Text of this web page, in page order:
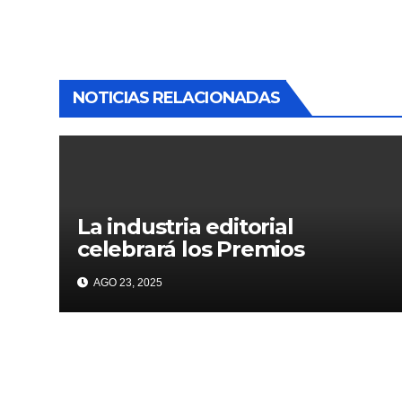
NOTICIAS RELACIONADAS
La industria editorial
celebrará los Premios
CANIEM 2025 el 12 de
noviembre
AGO 23, 2025